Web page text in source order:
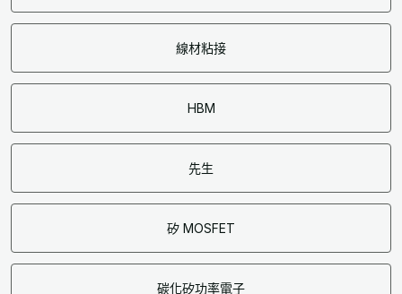
線材粘接
HBM
先生
矽 MOSFET
碳化矽功率電子